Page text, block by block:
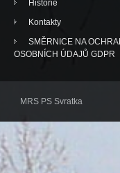
Historie
Kontakty
SMĚRNICE NA
OSOBNÍCH ÚDAJŮ GDPR
MRS PS Svratka